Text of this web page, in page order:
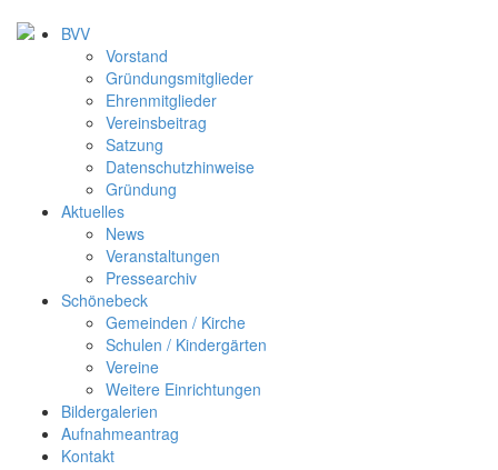
BVV
Vorstand
Gründungsmitglieder
Ehrenmitglieder
Vereinsbeitrag
Satzung
Datenschutzhinweise
Gründung
Aktuelles
News
Veranstaltungen
Pressearchiv
Schönebeck
Gemeinden / Kirche
Schulen / Kindergärten
Vereine
Weitere Einrichtungen
Bildergalerien
Aufnahmeantrag
Kontakt